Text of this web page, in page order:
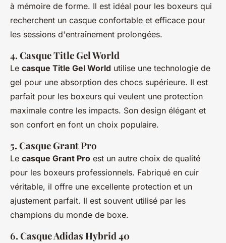
à mémoire de forme. Il est idéal pour les boxeurs qui
recherchent un casque confortable et efficace pour
les sessions d'entraînement prolongées.
4. Casque Title Gel World
Le casque Title Gel World utilise une technologie de
gel pour une absorption des chocs supérieure. Il est
parfait pour les boxeurs qui veulent une protection
maximale contre les impacts. Son design élégant et
son confort en font un choix populaire.
5. Casque Grant Pro
Le casque Grant Pro est un autre choix de qualité
pour les boxeurs professionnels. Fabriqué en cuir
véritable, il offre une excellente protection et un
ajustement parfait. Il est souvent utilisé par les
champions du monde de boxe.
6. Casque Adidas Hybrid 40